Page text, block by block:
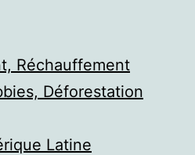
Réchauffement
Déforestation
Latine